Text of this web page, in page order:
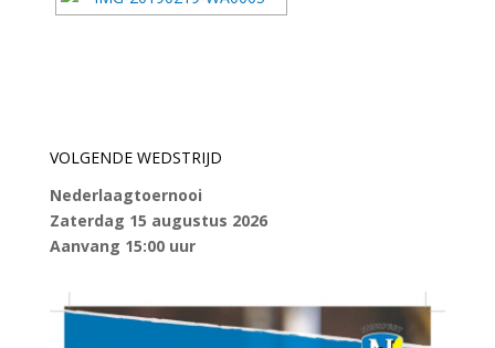
VOLGENDE WEDSTRIJD
Nederlaagtoernooi
Zaterdag 15 augustus 2026
Aanvang 15:00 uur